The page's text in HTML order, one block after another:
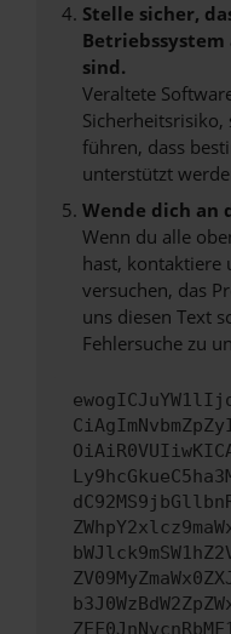
Stelle sicher,
Betriebssystem
sind.
Veraltete
Sicherheitsrisiko,
führen, dass
unterstützt
Wende dich an
Wenn du alle
hast, kontaktiere
versuchen, das
uns diesen Text
Fehlersuche zu